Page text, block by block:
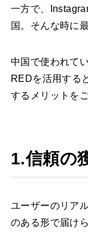
一方で、
国。そんな時に
中国で使われて
REDを活用する
するメリットを
1.信頼の
ユーザーのリア
のある形で届け